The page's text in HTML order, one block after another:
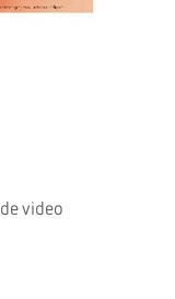
video